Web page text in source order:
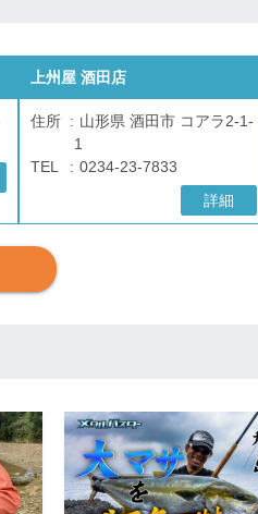
上州屋 酒田店
住所
山形県 酒田市 コアラ2-1-
1
TEL
0234-23-7833
詳細